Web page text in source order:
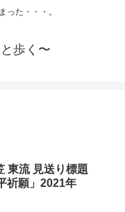
った・・・。
歩く〜
東流 見送り標題
祈願」2021年